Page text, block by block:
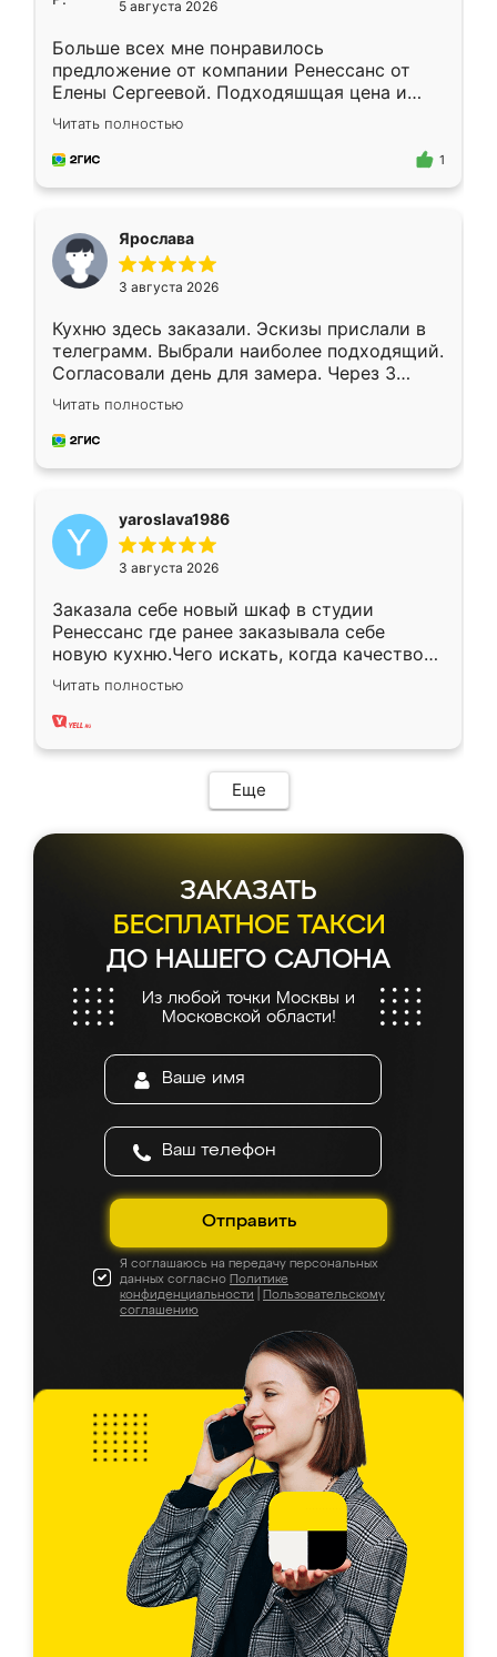
5 августа 2026
Больше всех мне понравилось
предложение от компании Ренессанс от
Елены Сергеевой. Подходяшщая цена и
короткие сроки изготовления. Приехавший
для замера сотрудник Владислав
предложил по моему эскизу самый
Читать полностью
1
Ярослава
3 августа 2026
Кухню здесь заказали. Эскизы прислали в
телеграмм. Выбрали наиболее подходящий.
Согласовали день для замера. Через 3
недели кухня была уже готова. Остались
довольны работой. Спасибо Ренессанс
мебель за качественную работу!
Читать полностью
yaroslava1986
3 августа 2026
Заказала себе новый шкаф в студии
Ренессанс где ранее заказывала себе
новую кухню.Чего искать, когда качеством
вполне довольна. Служит кухня уже почти
два года, нареканий нет.
Читать полностью
Еще
ЗАКАЗАТЬ
БЕСПЛАТНОЕ ТАКСИ
ДО НАШЕГО САЛОНА
Из любой точки Москвы и
Московской области!
Отправить
Я соглашаюсь на передачу персональных
данных согласно Политике
конфиденциальности
Пользовательскому
соглашению